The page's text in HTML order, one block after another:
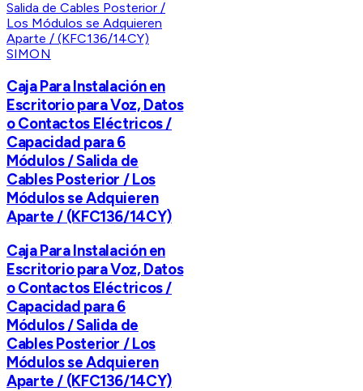
SIMON
Caja Para Instalación en
Escritorio para Voz, Datos
o Contactos Eléctricos /
Capacidad para 6
Módulos / Salida de
Cables Posterior / Los
Módulos se Adquieren
Aparte / (KFC136/14CY)
Caja Para Instalación en
Escritorio para Voz, Datos
o Contactos Eléctricos /
Capacidad para 6
Módulos / Salida de
Cables Posterior / Los
Módulos se Adquieren
Aparte / (KFC136/14CY)